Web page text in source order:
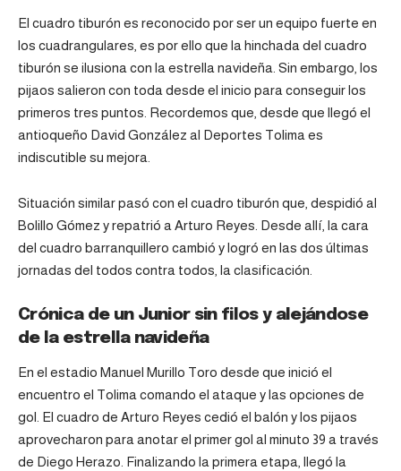
El cuadro tiburón es reconocido por ser un equipo fuerte en
los cuadrangulares, es por ello que la hinchada del cuadro
tiburón se ilusiona con la estrella navideña. Sin embargo, los
pijaos salieron con toda desde el inicio para conseguir los
primeros tres puntos. Recordemos que, desde que llegó el
antioqueño David González al Deportes Tolima es
indiscutible su mejora.
Situación similar pasó con el cuadro tiburón que, despidió al
Bolillo Gómez y repatrió a Arturo Reyes. Desde allí, la cara
del cuadro barranquillero cambió y logró en las dos últimas
jornadas del todos contra todos, la clasificación.
Crónica de un Junior sin filos y alejándose
de la estrella navideña
En el estadio Manuel Murillo Toro desde que inició el
encuentro el Tolima comando el ataque y las opciones de
gol. El cuadro de Arturo Reyes cedió el balón y los pijaos
aprovecharon para anotar el primer gol al minuto 39 a través
de Diego Herazo. Finalizando la primera etapa, llegó la